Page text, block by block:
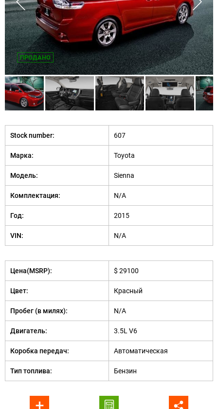
ПРОДАНО
Stock number: 607
Марка: Toyota
Модель: Sienna
Комплектация: N/A
Год: 2015
VIN: N/A
Цена(MSRP): $ 29100
Цвет: Красный
Пробег (в милях): N/A
Двигатель: 3.5L V6
Коробка передач: Автоматическая
Тип топлива: Бензин